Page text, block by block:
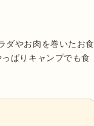
ダやお肉を巻いたお食
ぱりキャンプでも食